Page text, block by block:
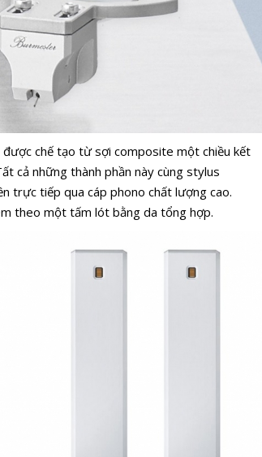
chế tạo từ sợi composite một chiều kết
cả những thành phần này cùng stylus
trực tiếp qua cáp phono chất lượng cao.
theo một tấm lót bằng da tổng hợp.